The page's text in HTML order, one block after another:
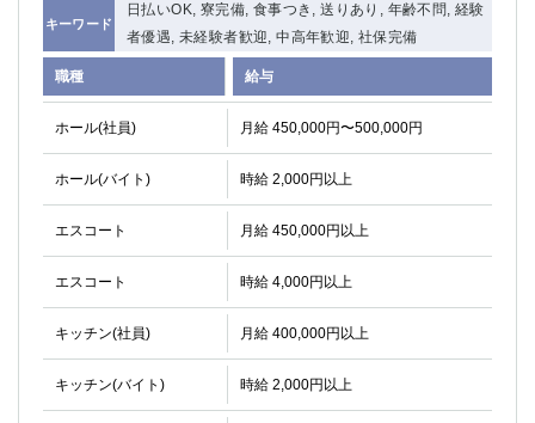
キーワード
日払いOK, 寮完備, 食事つき, 送りあり, 年齢不問, 経験
者優遇, 未経験者歓迎, 中高年歓迎, 社保完備
職種 給与
ホール(社員) 月給 450,000円〜500,000円
ホール(バイト) 時給 2,000円以上
エスコート 月給 450,000円以上
エスコート 時給 4,000円以上
キッチン(社員) 月給 400,000円以上
キッチン(バイト) 時給 2,000円以上
大宮
南越谷
川越
草加
南浦和
所沢
熊谷
獨協大学前＜草加松原＞ 北浦和（西口）
春日部
川口
船橋
津田沼
成田
千葉
佐倉